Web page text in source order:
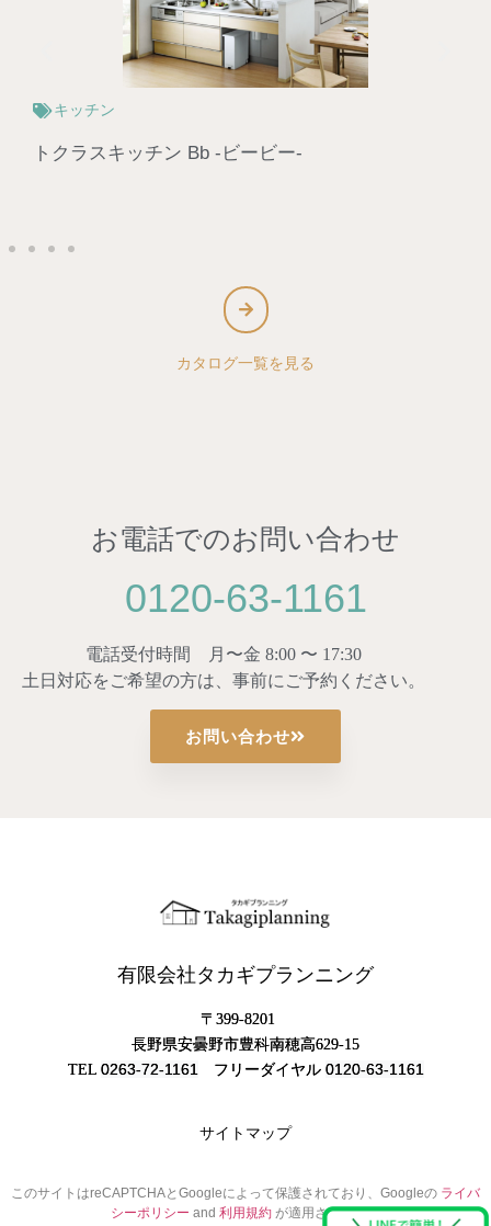
キッチン
トクラスキッチン Bb -ビービー-
カタログ一覧を見る
お電話でのお問い合わせ
0120-63-1161
電話受付時間 月〜金 8:00 〜 17:30
土日対応をご希望の方は、事前にご予約ください。
お問い合わせ
有限会社タカギプランニング
〒399-8201
長野県安曇野市豊科南穂高629-15
TEL 0263-72-1161フリーダイヤル 0120-63-1161
サイトマップ
このサイトはreCAPTCHAとGoogleによって保護されており、Googleの ライバ
シーポリシー and 利用規約 が適用されます。